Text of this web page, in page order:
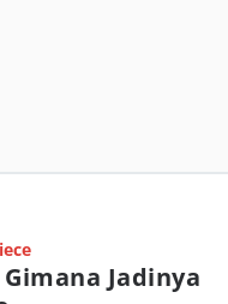
Jadinya